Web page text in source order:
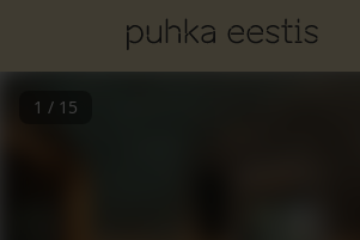
1 / 15